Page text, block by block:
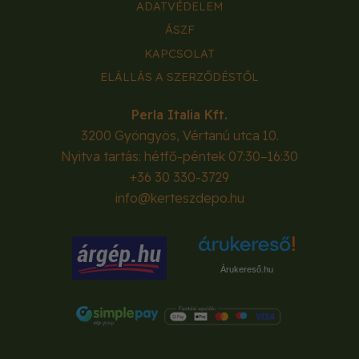
ADATVÉDELEM
ÁSZF
KAPCSOLAT
ELÁLLÁS A SZERZŐDÉSTŐL
Perla Italia Kft.
3200 Gyöngyös, Vértanú utca 10.
Nyitva tartás: hétfő-péntek 07:30–16:30
+36 30 330-3729
info@kerteszdepo.hu
Árukereső.hu